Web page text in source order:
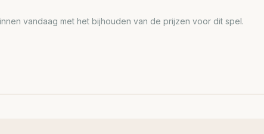
vandaag met het bijhouden van de prijzen voor dit spel.